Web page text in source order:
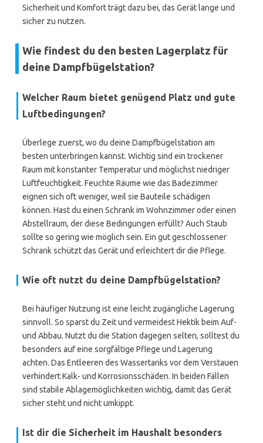
Sicherheit und Komfort trägt dazu bei, das Gerät lange und
sicher zu nutzen.
Wie findest du den besten Lagerplatz für
deine Dampfbügelstation?
Welcher Raum bietet genügend Platz und gute
Luftbedingungen?
Überlege zuerst, wo du deine Dampfbügelstation am
besten unterbringen kannst. Wichtig sind ein trockener
Raum mit konstanter Temperatur und möglichst niedriger
Luftfeuchtigkeit. Feuchte Räume wie das Badezimmer
eignen sich oft weniger, weil sie Bauteile schädigen
können. Hast du einen Schrank im Wohnzimmer oder einen
Abstellraum, der diese Bedingungen erfüllt? Auch Staub
sollte so gering wie möglich sein. Ein gut geschlossener
Schrank schützt das Gerät und erleichtert dir die Pflege.
Wie oft nutzt du deine Dampfbügelstation?
Bei häufiger Nutzung ist eine leicht zugängliche Lagerung
sinnvoll. So sparst du Zeit und vermeidest Hektik beim Auf-
und Abbau. Nutzt du die Station dagegen selten, solltest du
besonders auf eine sorgfältige Pflege und Lagerung
achten. Das Entleeren des Wassertanks vor dem Verstauen
verhindert Kalk- und Korrosionsschäden. In beiden Fällen
sind stabile Ablagemöglichkeiten wichtig, damit das Gerät
sicher steht und nicht umkippt.
Ist dir die Sicherheit im Haushalt besonders